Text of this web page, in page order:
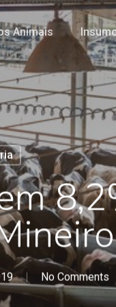
Animais
No Comments